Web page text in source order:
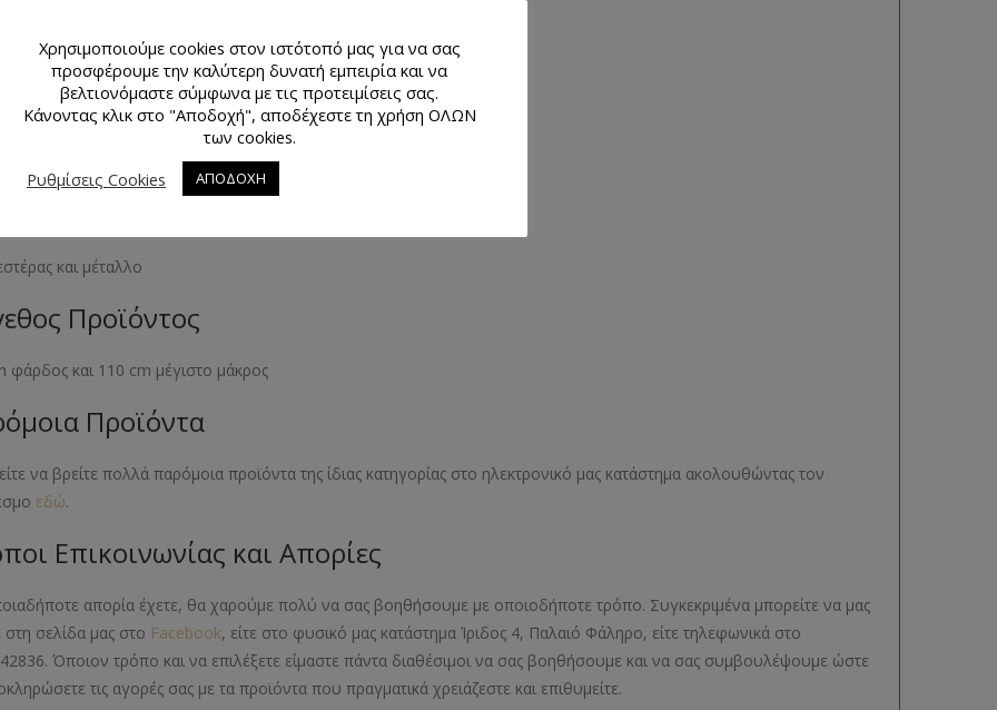
Τεμαχίων Προϊόντος
Προϊόντος
και μέταλλο
Προϊόντος
φάρδος και 110 cm μέγιστο μάκρος
Προϊόντα
να βρείτε πολλά παρόμοια προϊόντα της ίδιας κατηγορίας στο ηλεκτρονικό μας κατάστημα ακολουθώντας τον
εδώ.
Επικοινωνίας και Απορίες
απορία έχετε, θα χαρούμε πολύ να σας βοηθήσουμε με οποιοδήποτε τρόπο. Συγκεκριμένα μπορείτε να μας
στη σελίδα μας στο Facebook, είτε στο φυσικό μας κατάστημα Ίριδος 4, Παλαιό Φάληρο, είτε τηλεφωνικά στο
Όποιον τρόπο και να επιλέξετε είμαστε πάντα διαθέσιμοι να σας βοηθήσουμε και να σας συμβουλέψουμε ώστε
τις αγορές σας με τα προϊόντα που πραγματικά χρειάζεστε και επιθυμείτε.
Χρησιμοποιούμε cookies στον ιστότοπό μας για να σας
προσφέρουμε την καλύτερη δυνατή εμπειρία και να
βελτιονόμαστε σύμφωνα με τις προτειμίσεις σας.
Κάνοντας κλικ στο "Αποδοχή", αποδέχεστε τη χρήση ΟΛΩΝ
των cookies.
Ρυθμίσεις Cookies
ΑΠΟΔΟΧΗ